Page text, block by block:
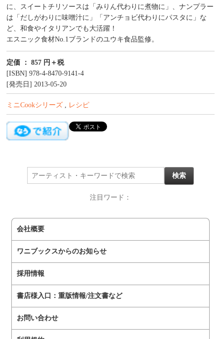
に、スイートチリソースは「みりん代わりに煮物に」、ナンプラー
は「だしがわりに味噌汁に」「アンチョビ代わりにパスタに」な
ど、和食やイタリアンでも大活躍！
エスニック食材No.1ブランドのユウキ食品監修。
定価 ： 857 円＋税
[ISBN] 978-4-8470-9141-4
[発売日] 2013-05-20
ミニCookシリーズ レシピ
注目ワード：
会社概要
ワニブックスからのお知らせ
採用情報
書店様入口：重版情報/注文書など
お問い合わせ